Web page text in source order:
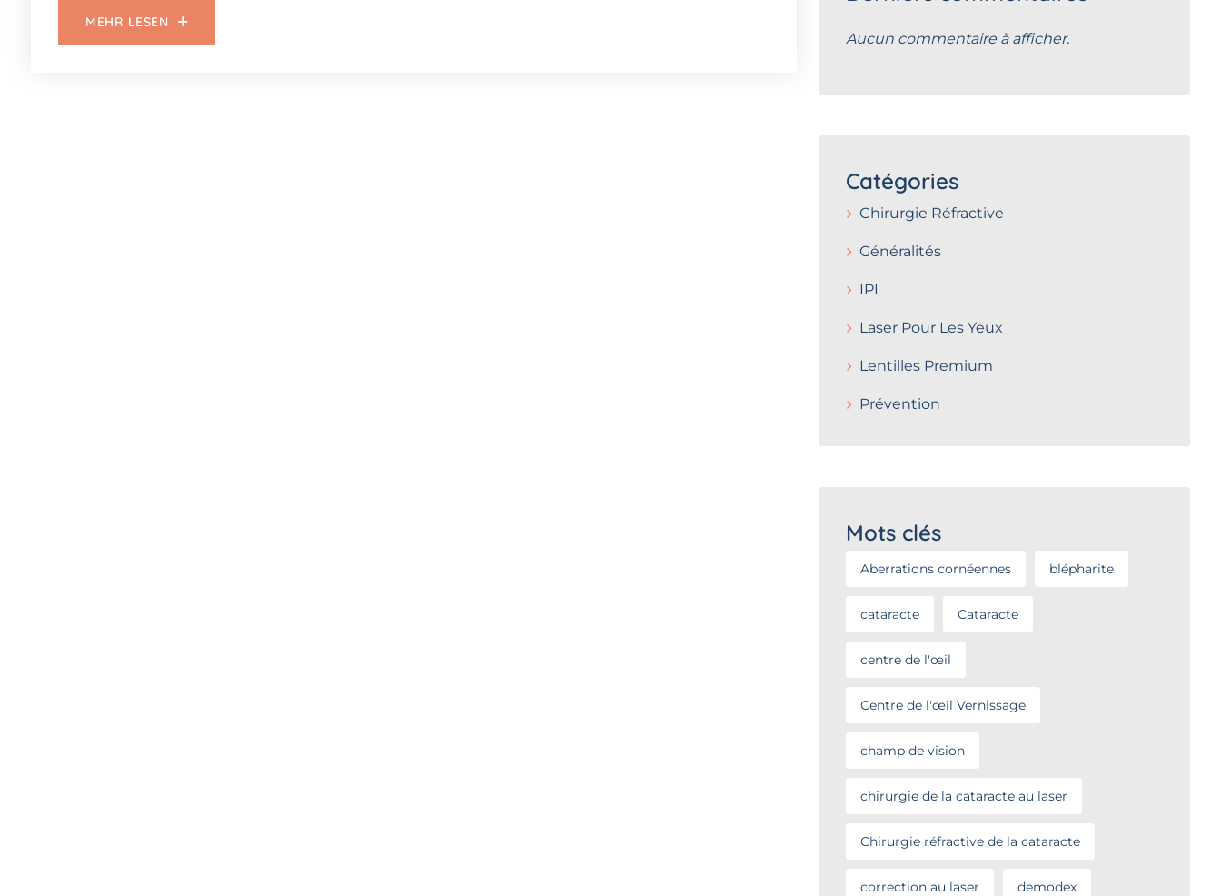
MEHR LESEN
Aucun commentaire à afficher.
Catégories
Chirurgie Réfractive
Généralités
IPL
Laser Pour Les Yeux
Lentilles Premium
Prévention
Mots clés
Aberrations cornéennes blépharite
cataracte Cataracte
centre de l'œil
Centre de l'œil Vernissage
champ de vision
chirurgie de la cataracte au laser
Chirurgie réfractive de la cataracte
correction au laser demodex